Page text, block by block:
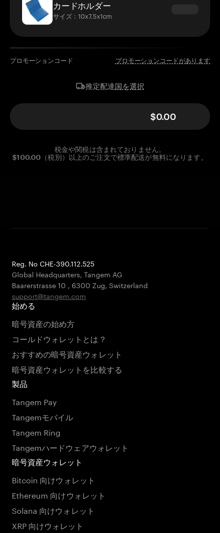
カードホルダー
サイズ：10x7.5x1cm
プロモーションコード プロモーションコードがあります
推定配達国を選択
$0.00
税金や関税は含まれておりません。
$100.00（税別）以上のご注文で標準配送が無料になります。
Reg. No CHE-390.112.525
Global Headquarters, Tangem AG
Baarerstrasse 10 , 6300 Zug, Switzerland
support@tangem.com
始める
暗号資産の始め方
コールドウォレットとは？
おすすめの暗号資産ウォレット
暗号資産ウォレットを比較する
製品
Tangem Pay
Tangemモバイル
Tangem Ring
Tangemハードウェアウォレット
暗号資産ウォレット
Bitcoin 向けウォレット
Ethereum 向けウォレット
Solana 向けウォレット
XRP 向けウォレット